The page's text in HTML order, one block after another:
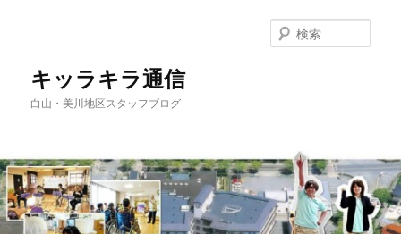
へ
移
動
移
動
キッラキラ通信
白山・美川地区スタッフブログ
索